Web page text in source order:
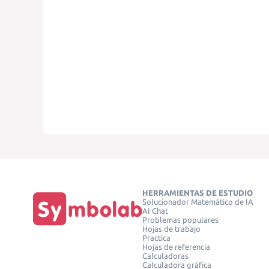
HERRAMIENTAS DE ESTUDIO
Solucionador Matemático de IA
AI Chat
Problemas populares
Hojas de trabajo
Practica
Hojas de referencia
Calculadoras
Calculadora gráfica